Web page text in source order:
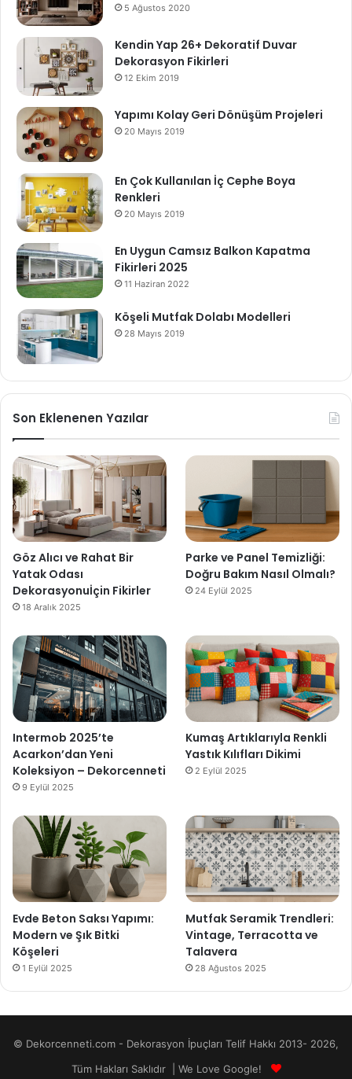
5 Ağustos 2020
Kendin Yap 26+ Dekoratif Duvar
Dekorasyon Fikirleri
12 Ekim 2019
Yapımı Kolay Geri Dönüşüm Projeleri
20 Mayıs 2019
En Çok Kullanılan İç Cephe Boya
Renkleri
20 Mayıs 2019
En Uygun Camsız Balkon Kapatma
Fikirleri 2025
11 Haziran 2022
Köşeli Mutfak Dolabı Modelleri
28 Mayıs 2019
Son Eklenenen Yazılar
Göz Alıcı ve Rahat Bir
Yatak Odası
Dekorasyonuİçin Fikirler
18 Aralık 2025
Parke ve Panel Temizliği:
Doğru Bakım Nasıl Olmalı?
24 Eylül 2025
Intermob 2025’te
Acarkon’dan Yeni
Koleksiyon – Dekorcenneti
9 Eylül 2025
Kumaş Artıklarıyla Renkli
Yastık Kılıfları Dikimi
2 Eylül 2025
Evde Beton Saksı Yapımı:
Modern ve Şık Bitki
Köşeleri
1 Eylül 2025
Mutfak Seramik Trendleri:
Vintage, Terracotta ve
Talavera
28 Ağustos 2025
© Dekorcenneti.com - Dekorasyon İpuçları Telif Hakkı 2013- 2026,
Tüm Hakları Saklıdır | We Love Google!